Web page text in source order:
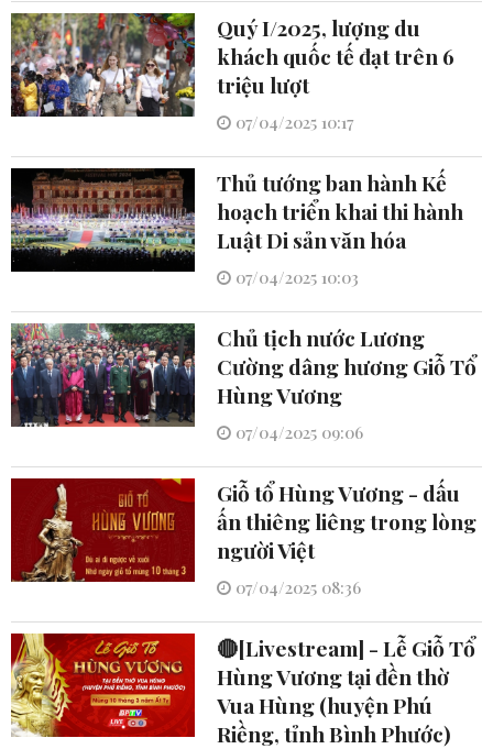
Quý I/2025, lượng du
khách quốc tế đạt trên 6
triệu lượt
07/04/2025 10:17
Thủ tướng ban hành Kế
hoạch triển khai thi hành
Luật Di sản văn hóa
07/04/2025 10:03
Chủ tịch nước Lương
Cường dâng hương Giỗ Tổ
Hùng Vương
07/04/2025 09:06
Giỗ tổ Hùng Vương - dấu
ấn thiêng liêng trong lòng
người Việt
07/04/2025 08:36
🔴[Livestream] - Lễ Giỗ Tổ
Hùng Vương tại đền thờ
Vua Hùng (huyện Phú
Riềng, tỉnh Bình Phước)